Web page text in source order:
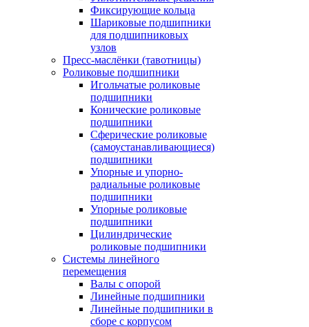
Фиксирующие кольца
Шариковые подшипники
для подшипниковых
узлов
Пресс-маслёнки (тавотницы)
Роликовые подшипники
Игольчатые роликовые
подшипники
Конические роликовые
подшипники
Сферические роликовые
(самоустанавливающиеся)
подшипники
Упорные и упорно-
радиальные роликовые
подшипники
Упорные роликовые
подшипники
Цилиндрические
роликовые подшипники
Системы линейного
перемещения
Валы с опорой
Линейные подшипники
Линейные подшипники в
сборе с корпусом